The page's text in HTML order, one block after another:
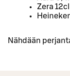
Zera 12cl
Nähdään